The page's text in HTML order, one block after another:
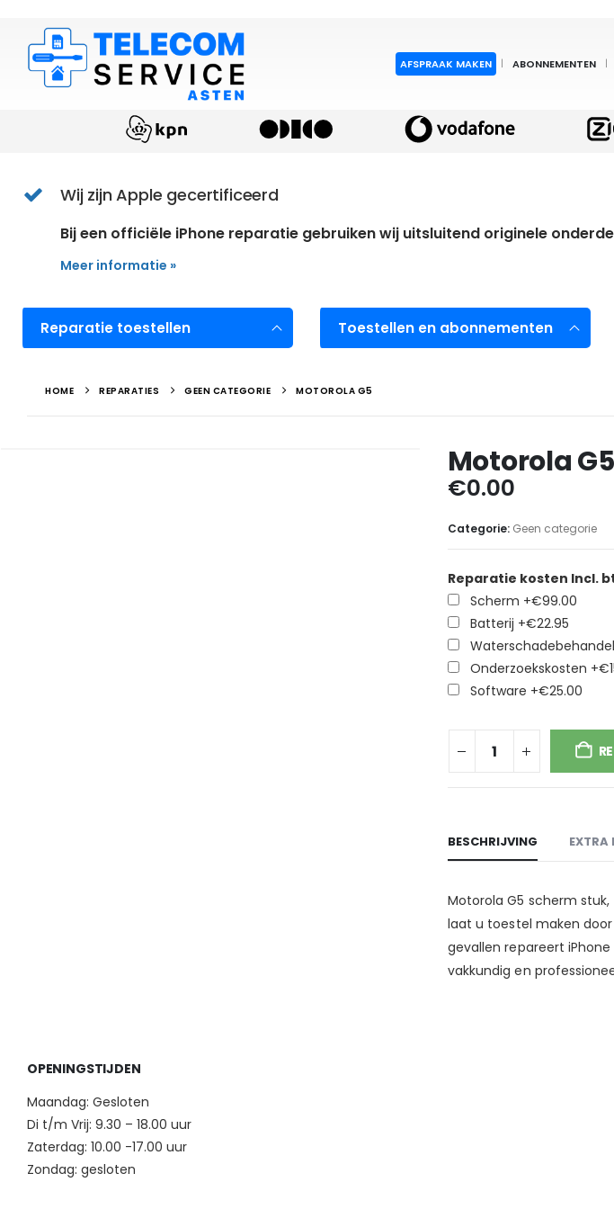
AFSPRAAK MAKEN ABONNEMENTEN
Wij zijn Apple gecertificeerd
Bij een officiële iPhone reparatie gebruiken wij uitsluitend originele
Meer informatie »
Reparatie toestellen Toestellen en abonnementen
HOME REPARATIES GEEN CATEGORIE MOTOROLA G5
Motorola G5
€0.00
Categorie: Geen categorie
Reparatie kosten Incl.
Scherm +€99.00
Batterij +€22.95
Onderzoekskosten
Software +€25.00
BESCHRIJVING EXTRA
Motorola G5 scherm
laat u toestel maken
gevallen repareert
vakkundig en
OPENINGSTIJDEN
Maandag: Gesloten
Di t/m Vrij: 9.30 – 18.00 uur
Zaterdag: 10.00 -17.00 uur
Zondag: gesloten